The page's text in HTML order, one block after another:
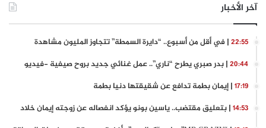
آخر الأخبار
22:55 | في أقل من أسبوع.. “دايرة السمطة” تتجاوز المليون مشاهدة
20:44 | بدر صبري يطرح “ناري”.. عمل غنائي جديد بروح صيفية -فيديو
17:19 | إيمان بطمة تدافع عن شقيقتها دنيا بطمة
14:53 | بتعليق مقتضب.. ياسين بونو يؤكد انفصاله عن زوجته إيمان خلاد